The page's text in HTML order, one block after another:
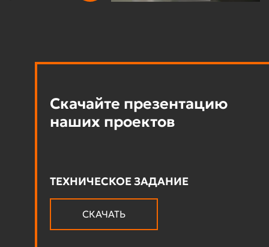
Скачайте презентацию
наших проектов
ТЕХНИЧЕСКОЕ ЗАДАНИЕ
СКАЧАТЬ